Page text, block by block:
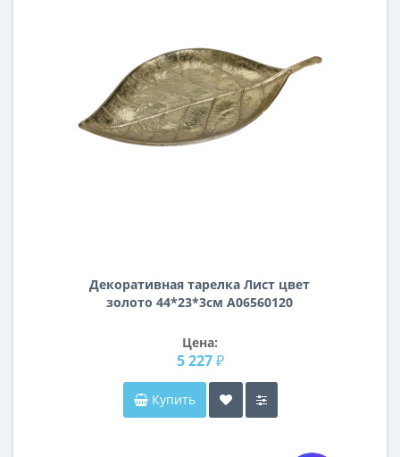
Декоративная тарелка Лист цвет
золото 44*23*3см A06560120
Цена:
5 227 ₽
Купить